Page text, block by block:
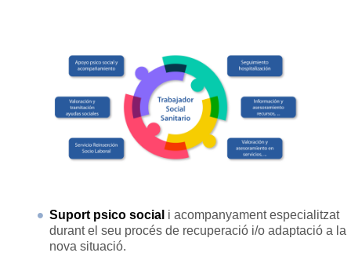
Suport psico social i acompanyament especialitzat
durant el seu procés de recuperació i/o adaptació a la
nova situació.